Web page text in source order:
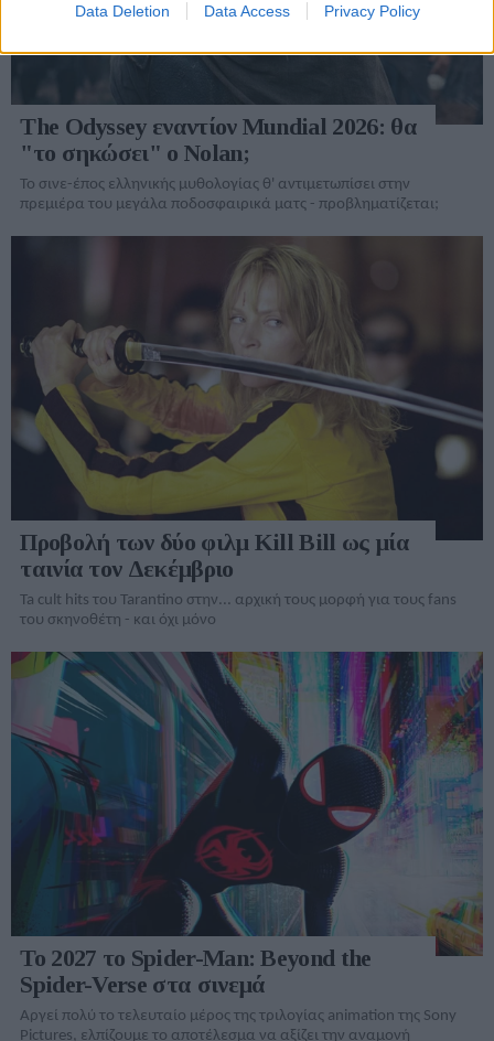
Data Deletion Data Access Privacy Policy
The Odyssey εναντίον Mundial 2026: θα
"το σηκώσει" ο Nolan;
Το σινε-έπος ελληνικής μυθολογίας θ' αντιμετωπίσει στην
πρεμιέρα του μεγάλα ποδοσφαιρικά ματς - προβληματίζεται;
Προβολή των δύο φιλμ Kill Bill ως μία
ταινία τον Δεκέμβριο
Ta cult hits του Tarantino στην... αρχική τους μορφή για τους fans
του σκηνοθέτη - και όχι μόνο
Το 2027 το Spider-Man: Beyond the
Spider-Verse στα σινεμά
Αργεί πολύ το τελευταίο μέρος της τριλογίας animation της Sony
Pictures, ελπίζουμε το αποτέλεσμα να αξίζει την αναμονή